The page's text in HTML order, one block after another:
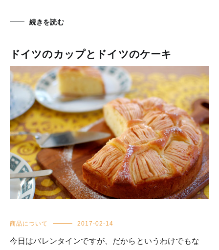
続きを読む
ドイツのカップとドイツのケーキ
商品について 2017-02-14
今日はバレンタインですが、だからというわけでもな